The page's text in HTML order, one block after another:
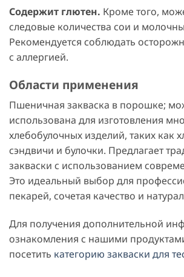
Содержит глютен. Кроме того,
следовые количества сои и
Рекомендуется соблюдать
с аллергией.
Области применения
Пшеничная закваска в порошке;
использована для изготовления
хлебобулочных изделий, таких как
сэндвичи и булочки. Предлагает
закваски с использованием
Это идеальный выбор для
пекарей, сочетая качество и
Для получения дополнительной
ознакомления с нашими
посетить категорию закваски для